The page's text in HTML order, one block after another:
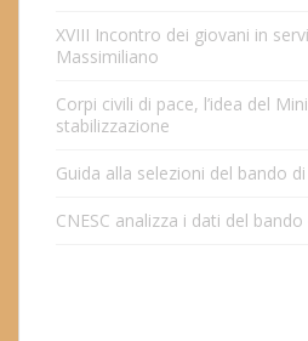
XVIII Incontro dei giovani in
Massimiliano
Corpi civili di pace, l’idea del
stabilizzazione
Guida alla selezioni del bando
CNESC analizza i dati del